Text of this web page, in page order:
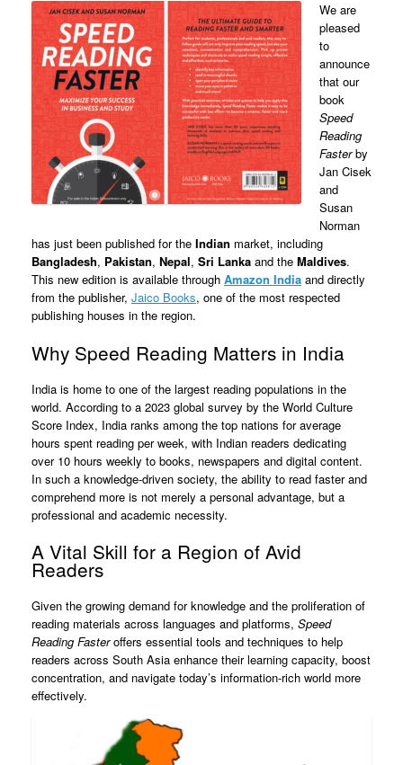
We are
pleased
to
announce
that our
book
Speed
Reading
Fasterby
Jan Cisek
and
Susan
Norman
has just been published for the Indian market, including
Bangladesh, Pakistan, Nepal, Sri Lanka and the Maldives.
This new edition is available through Amazon India and directly
from the publisher, Jaico Books, one of the most respected
publishing houses in the region.
Why Speed Reading Matters in India
India is home to one of the largest reading populations in the
world. According to a 2023 global survey by the World Culture
Score Index, India ranks among the top nations for average
hours spent reading per week, with Indian readers dedicating
over 10 hours weekly to books, newspapers and digital content.
In such a knowledge-driven society, the ability to read faster and
comprehend more is not merely a personal advantage, but a
professional and academic necessity.
A Vital Skill for a Region of Avid
Readers
Given the growing demand for knowledge and the proliferation of
reading materials across languages and platforms, Speed
Reading Fasteroffers essential tools and techniques to help
readers across South Asia enhance their learning capacity, boost
concentration, and navigate today’s information-rich world more
effectively.